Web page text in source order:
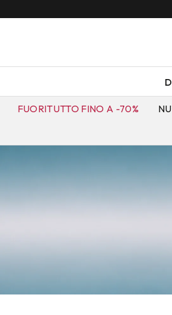
FUORITUTTO FINO A -70%